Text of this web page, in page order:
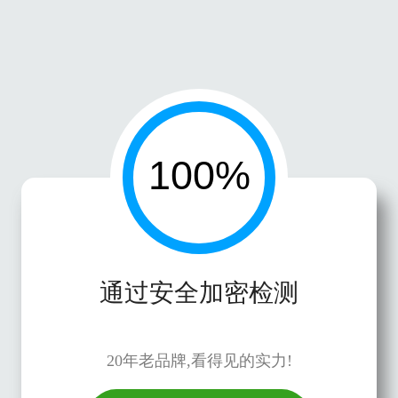
通过安全加密检测
20年老品牌,看得见的实力!